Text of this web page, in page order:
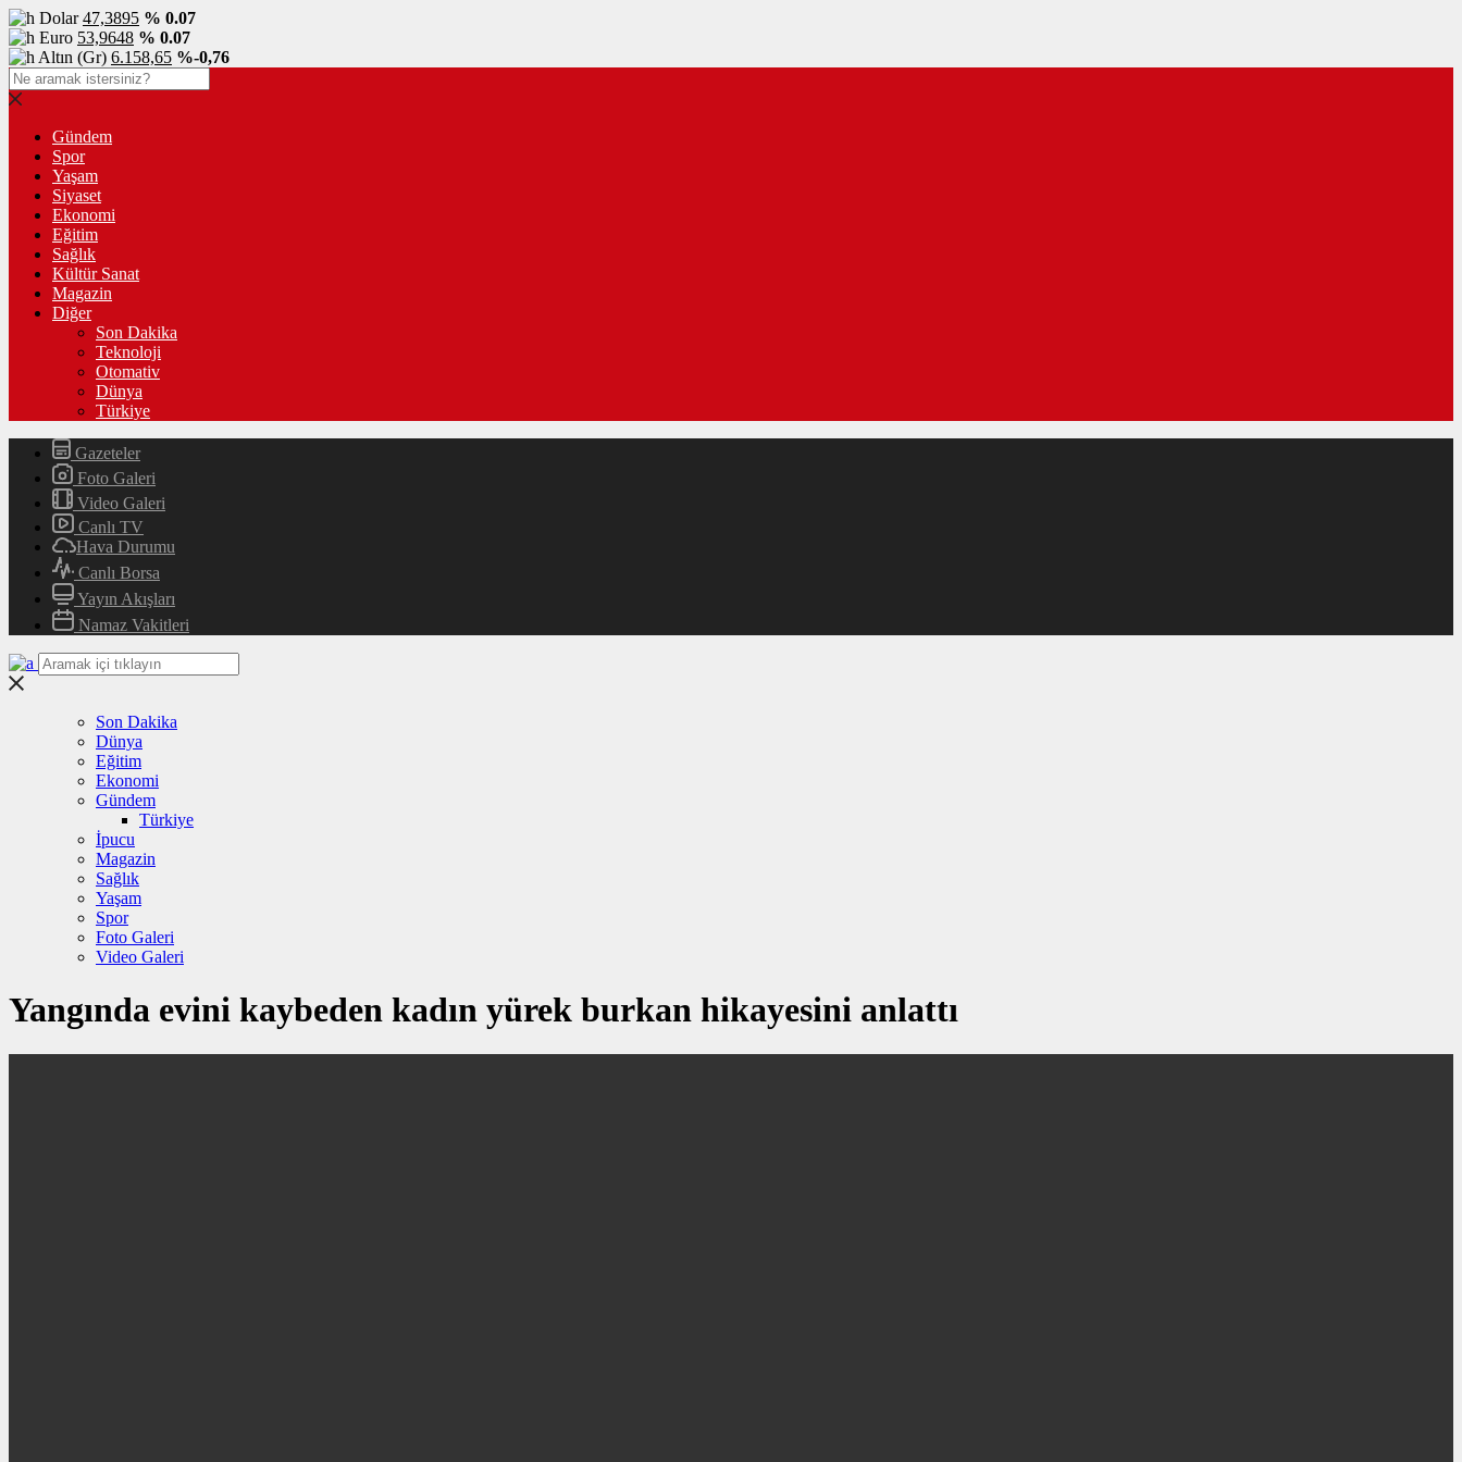
Dolar47,3895 % 0.07
Euro 53,9648 % 0.07
Altın (Gr) 6.158,65 %-0,76
Gündem
Spor
Yaşam
Siyaset
Ekonomi
Eğitim
Sağlık
Kültür Sanat
Magazin
Diğer
Son Dakika
Teknoloji
Otomativ
Dünya
Türkiye
Gazeteler
Foto Galeri
Video Galeri
Canlı TV
Hava Durumu
Canlı Borsa
Yayın Akışları
Namaz Vakitleri
Son Dakika
Dünya
Eğitim
Ekonomi
Gündem
Türkiye
İpucu
Magazin
Sağlık
Yaşam
Spor
Foto Galeri
Video Galeri
Yangında evini kaybeden kadın yürek burkan hikayesini anlattı